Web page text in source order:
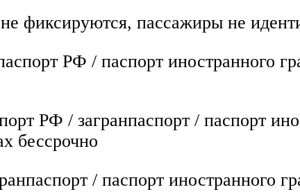
фиксируются, пассажиры не
РФ / паспорт иностранного
РФ / загранпаспорт / паспорт
бессрочно
/ паспорт иностранного